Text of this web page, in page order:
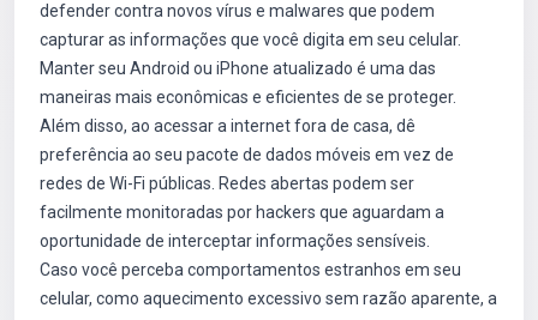
defender contra novos vírus e malwares que podem
capturar as informações que você digita em seu celular.
Manter seu Android ou iPhone atualizado é uma das
maneiras mais econômicas e eficientes de se proteger.
Além disso, ao acessar a internet fora de casa, dê
preferência ao seu pacote de dados móveis em vez de
redes de Wi-Fi públicas. Redes abertas podem ser
facilmente monitoradas por hackers que aguardam a
oportunidade de interceptar informações sensíveis.
Caso você perceba comportamentos estranhos em seu
celular, como aquecimento excessivo sem razão aparente, a